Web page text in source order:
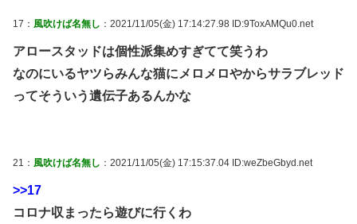
17： 風吹けば名無し ：2021/11/05(金) 17:14:27.98 ID:9ToxAMQu0.net
アロースタッドは個性派集めすぎてて笑うわ
なのにいるヤツらみんな猫にメロメロやからサラブレッド
ってそういう遺伝子あるんかな
21： 風吹けば名無し ：2021/11/05(金) 17:15:37.04 ID:weZbeGbyd.net
>>17
コロナ収まったら遊びに行くわ